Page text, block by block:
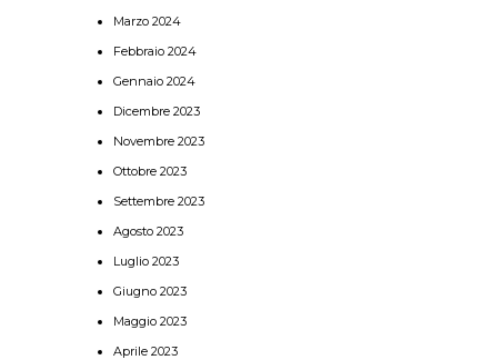
Marzo 2024
Febbraio 2024
Gennaio 2024
Dicembre 2023
Novembre 2023
Ottobre 2023
Settembre 2023
Agosto 2023
Luglio 2023
Giugno 2023
Maggio 2023
Aprile 2023